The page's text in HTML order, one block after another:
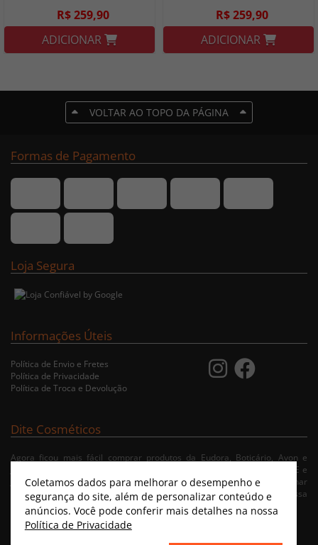
R$ 259,90
ADICIONAR
R$ 259,90
ADICIONAR
VOLTAR AO TOPO DA PÁGINA
Formas de Pagamento
Loja Segura
Informações Úteis
Política de Envio e Fretes
Política de Privacidade
Política de Troca e Devolução
Dite Cosméticos
Agora ficou mais fácil comprar produtos da Eudora, Boticário, Avon e
Jequiti nas cidades de Recife/PE, Olinda/PE, Paulista/PE, Abreu e Lima/PE e
Jaboatão/PE. A nossa loja virtual possibilita ao usuário navegar, selecionar
e fazer pedido de Delivery no conforto da sua residência. Consulte nossa
condições de entrega.
Coletamos dados para melhorar o desempenho e
segurança do site, além de personalizar conteúdo e
anúncios. Você pode conferir mais detalhes na nossa
Política de Privacidade